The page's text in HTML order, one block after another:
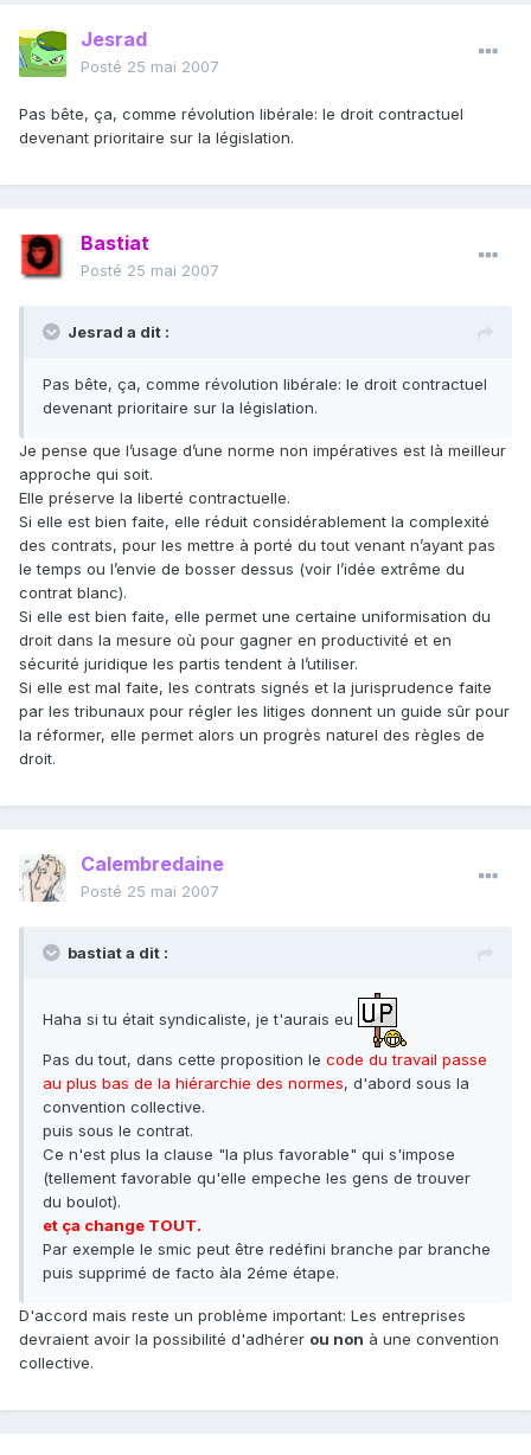
Jesrad
Posté 25 mai 2007
Pas bête, ça, comme révolution libérale: le droit contractuel
devenant prioritaire sur la législation.
Bastiat
Posté 25 mai 2007
Jesrad a dit :
Pas bête, ça, comme révolution libérale: le droit contractuel
devenant prioritaire sur la législation.
Je pense que l’usage d’une norme non impératives est là meilleur
approche qui soit.
Elle préserve la liberté contractuelle.
Si elle est bien faite, elle réduit considérablement la complexité
des contrats, pour les mettre à porté du tout venant n’ayant pas
le temps ou l’envie de bosser dessus (voir l’idée extrême du
contrat blanc).
Si elle est bien faite, elle permet une certaine uniformisation du
droit dans la mesure où pour gagner en productivité et en
sécurité juridique les partis tendent à l’utiliser.
Si elle est mal faite, les contrats signés et la jurisprudence faite
par les tribunaux pour régler les litiges donnent un guide sûr pour
la réformer, elle permet alors un progrès naturel des règles de
droit.
Calembredaine
Posté 25 mai 2007
bastiat a dit :
Haha si tu était syndicaliste, je t'aurais eu
Pas du tout, dans cette proposition le code du travail passe
au plus bas de la hiérarchie des normes, d'abord sous la
convention collective.
puis sous le contrat.
Ce n'est plus la clause "la plus favorable" qui s'impose
(tellement favorable qu'elle empeche les gens de trouver
du boulot).
et ça change TOUT.
Par exemple le smic peut être redéfini branche par branche
puis supprimé de facto àla 2éme étape.
D'accord mais reste un problème important: Les entreprises
devraient avoir la possibilité d'adhérer ou non à une convention
collective.